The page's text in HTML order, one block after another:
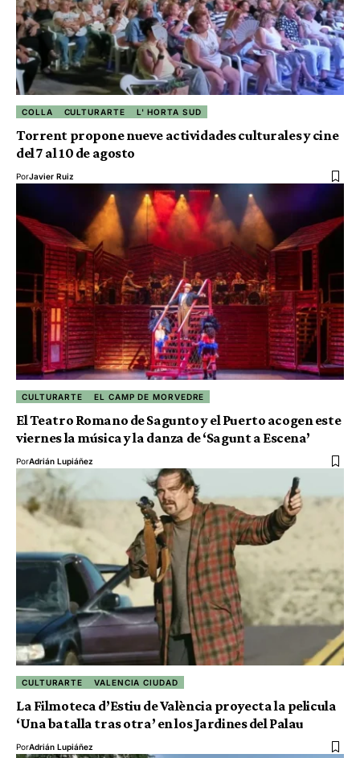
COLLA CULTURARTE L' HORTA SUD
Torrent propone nueve actividades culturales y cine
del 7 al 10 de agosto
PorJavier Ruiz
CULTURARTE EL CAMP DE MORVEDRE
El Teatro Romano de Sagunto y el Puerto acogen este
viernes la música y la danza de ‘Sagunt a Escena’
PorAdrián Lupiáñez
CULTURARTE VALENCIA CIUDAD
La Filmoteca d’Estiu de València proyecta la pelicula
‘Una batalla tras otra’ en los Jardines del Palau
PorAdrián Lupiáñez